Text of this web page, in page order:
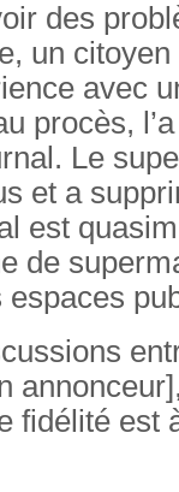
des
un
avec
procès,
Le
et a
est
de
fidélité est